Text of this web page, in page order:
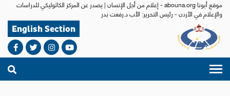
موقع أبونا abouna.org - إعلام من أجل الإنسان | يصدر عن المركز الكاثوليكي للدراسات
والإعلام في الأردن - رئيس التحرير: الأب د.رفعت بدر
English Section